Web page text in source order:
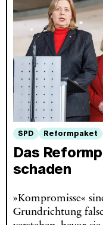
SPD Reformpaket
Das
schaden
»Kompromisse«
Grundrichtung